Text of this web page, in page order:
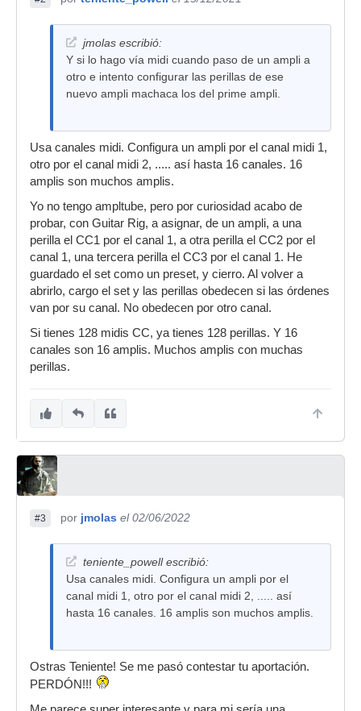
jmolas escribió:
Y si lo hago vía midi cuando paso de un ampli a
otro e intento configurar las perillas de ese
nuevo ampli machaca los del prime ampli.
Usa canales midi. Configura un ampli por el canal midi 1,
otro por el canal midi 2, ..... así hasta 16 canales. 16
amplis son muchos amplis.
Yo no tengo ampltube, pero por curiosidad acabo de
probar, con Guitar Rig, a asignar, de un ampli, a una
perilla el CC1 por el canal 1, a otra perilla el CC2 por el
canal 1, una tercera perilla el CC3 por el canal 1. He
guardado el set como un preset, y cierro. Al volver a
abrirlo, cargo el set y las perillas obedecen si las órdenes
van por su canal. No obedecen por otro canal.
Si tienes 128 midis CC, ya tienes 128 perillas. Y 16
canales son 16 amplis. Muchos amplis con muchas
perillas.
#3 por jmolas el 02/06/2022
teniente_powell escribió:
Usa canales midi. Configura un ampli por el
canal midi 1, otro por el canal midi 2, ..... así
hasta 16 canales. 16 amplis son muchos amplis.
Ostras Teniente! Se me pasó contestar tu aportación.
PERDÓN!!!